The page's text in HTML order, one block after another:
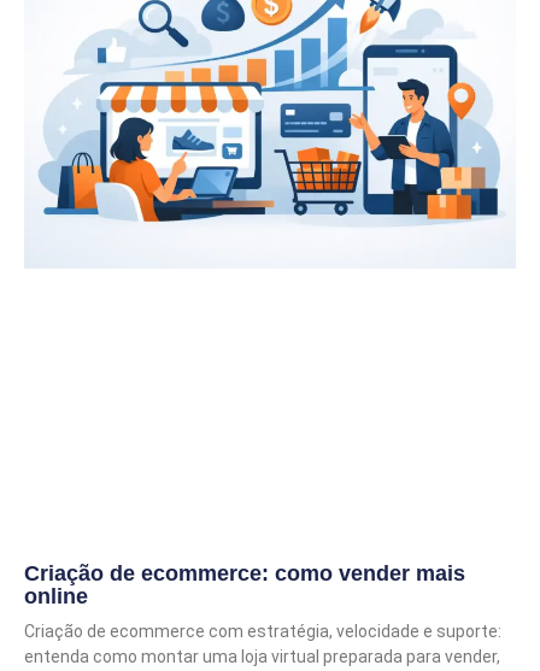
Criação de ecommerce: como vender mais
online
Criação de ecommerce com estratégia, velocidade e suporte:
entenda como montar uma loja virtual preparada para vender,